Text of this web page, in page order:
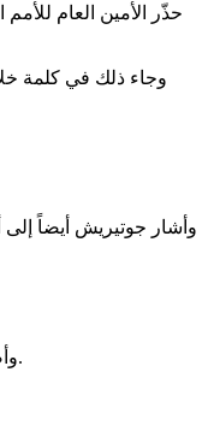
حذّر الأمين العام
وجاء ذلك في كلمة
وأشار جوتيريش أيضاً
وأضاف في كلمته: “وقف إطلاق النار الفوري يجب أن يستأنف وأن تتحقق كل أهدافه”، مشيراً إلى أن هناك حلولاً لن تحكم بموجبها حركة “حماس” قطاع غزة، وهو مطلب إسرائيلي رئيسي.